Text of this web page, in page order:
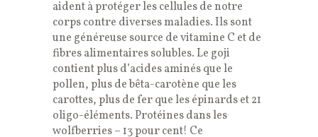
aident à protéger les cellules de notre
corps contre diverses maladies. Ils sont
une généreuse source de vitamine C et de
fibres alimentaires solubles. Le goji
contient plus d’acides aminés que le
pollen, plus de bêta-carotène que les
carottes, plus de fer que les épinards et 21
oligo-éléments. Protéines dans les
wolfberries – 13 pour cent! Ce